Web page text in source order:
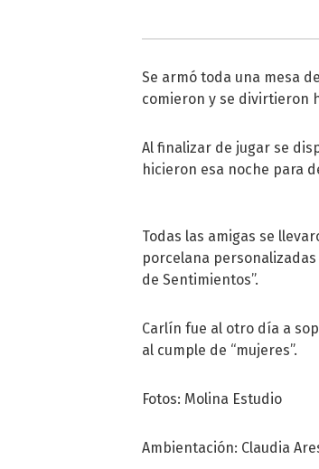
Se armó toda una mesa
comieron y se divirtieron
Al finalizar de jugar se
hicieron esa noche para
Todas las amigas se
porcelana
de Sentimientos”.
Carlín fue al otro día a
al cumple de “mujeres”.
Fotos: Molina Estudio
Ambientación: Claudia